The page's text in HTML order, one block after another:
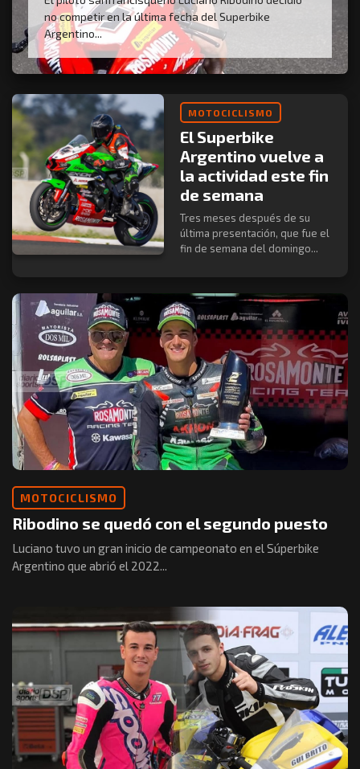
no competir en la última fecha del Superbike
Argentino...
MOTOCICLISMO
El Superbike
Argentino vuelve a
la actividad este fin
de semana
Tres meses después de su
última presentación, que fue el
fin de semana del domingo...
MOTOCICLISMO
Ribodino se quedó con el segundo puesto
Luciano tuvo un gran inicio de campeonato en el Súperbike
Argentino que abrió el 2022...